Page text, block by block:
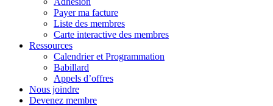
Payer ma facture
Liste des membres
Carte interactive des membres
Ressources
Calendrier et Programmation
Babillard
Appels d’offres
Nous joindre
Devenez membre